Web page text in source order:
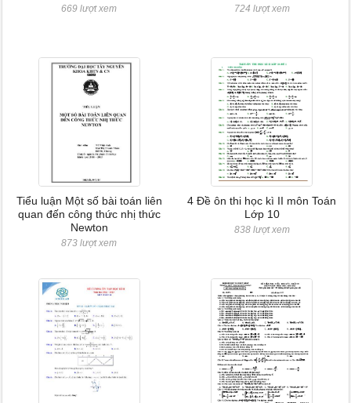
669 lượt xem 724 lượt xem
Tiểu luận Một số bài toán liên
quan đến công thức nhị thức
Newton
873 lượt xem
4 Đề ôn thi học kì II môn Toán
Lớp 10
838 lượt xem